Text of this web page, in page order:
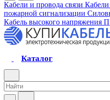
Кабели и провода связи
пожарной сигнализации
Кабель высокого напряжения
Каталог